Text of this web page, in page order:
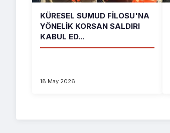
KÜRESEL SUMUD FILOSU'NA
YÖNELIK KORSAN SALDIRI
KABUL ED...
18 May 2026